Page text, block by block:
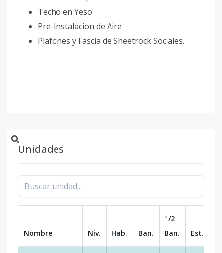
Techo en Yeso
Pre-Instalacion de Aire
Plafones y Fascia de Sheetrock Sociales.
Unidades
Nombre Niv. Hab. Ban.
1/2
Ban.
Est.